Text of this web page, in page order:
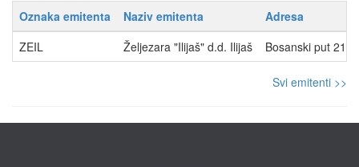
Oznaka emitenta Naziv emitenta
Adresa
ZEIL
Željezara "Ilijaš" d.d. Ilijaš Bosanski put
Svi emitenti >>